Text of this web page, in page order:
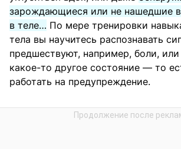
зарождающиеся или не нашедшие
в теле… По мере тренировки
тела вы научитесь распознавать
предшествуют, например, боли,
какое-то другое состояние — то
работать на предупреждение.